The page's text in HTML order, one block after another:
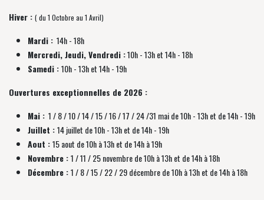
Hiver : ( du 1 Octobre au 1 Avril)
Mardi : 14h - 18h
Mercredi, Jeudi, Vendredi :10h - 13h et 14h - 18h
Samedi :10h - 13h et 14h - 19h
Ouvertures exceptionnelles de 2026 :
Mai : 1 / 8 / 10 / 14 / 15 / 16 / 17 / 24 /31 mai de 10h - 13h et de 14h - 19h
Juillet :14 juillet de 10h - 13h et de 14h - 19h
Aout :15 aout de 10h à 13h et de 14h à 19h
Novembre :1 / 11 / 25 novembre de10h à 13h et de 14h à 18h
Décembre :1 / 8 / 15 / 22 / 29 décembrede10h à 13h et de 14h à 18h